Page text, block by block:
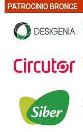
PATROCINIO BRONCE